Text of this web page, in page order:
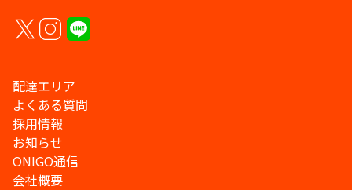
配達エリア
よくある質問
採用情報
お知らせ
ONIGO通信
会社概要